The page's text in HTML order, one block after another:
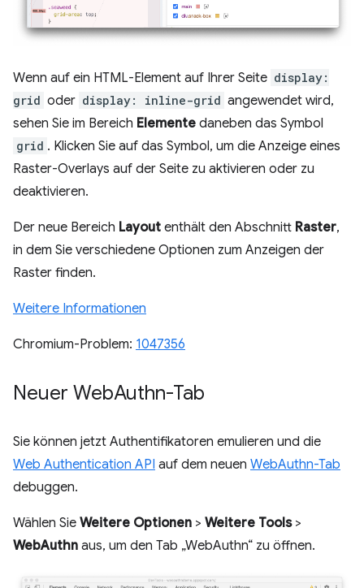
Wenn auf ein HTML-Element auf Ihrer Seite display:
grid oder display: inline-grid angewendet wird,
sehen Sie im Bereich Elemente daneben das Symbol
grid . Klicken Sie auf das Symbol, um die Anzeige eines
Raster-Overlays auf der Seite zu aktivieren oder zu
deaktivieren.
Der neue Bereich Layout enthält den Abschnitt Raster,
in dem Sie verschiedene Optionen zum Anzeigen der
Raster finden.
Weitere Informationen
Chromium-Problem: 1047356
Neuer WebAuthn-Tab
Sie können jetzt Authentifikatoren emulieren und die
Web Authentication API auf dem neuen WebAuthn-Tab
debuggen.
Wählen Sie Weitere Optionen > Weitere Tools>
WebAuthn aus, um den Tab „WebAuthn“ zu öffnen.